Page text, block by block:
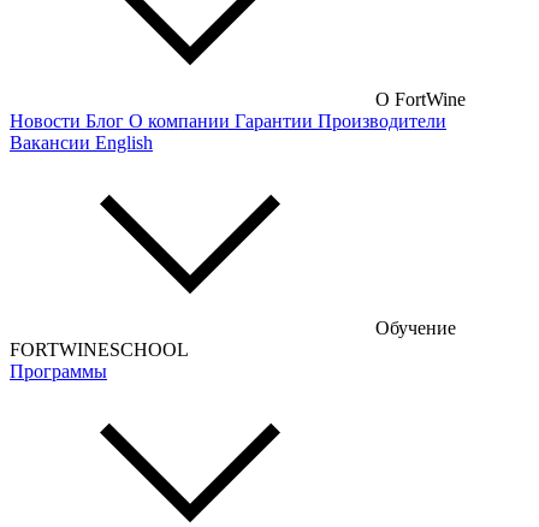
Австрийские вина
Чилийские вина
Португальские вина
Аргентинские вина
Армянские вина
Американские вина
Грузинские вина
О FortWine
Новости Блог О компании Гарантии Производители
Вакансии English
Обучение
FORTWINESCHOOL
Программы